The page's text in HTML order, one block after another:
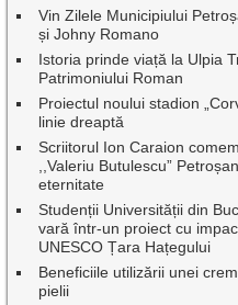
Vin Zilele Municipiului
și Johny Romano
Istoria prinde viață la Ulpia
Patrimoniului Roman
Proiectul noului stadion
linie dreaptă
Scriitorul Ion Caraion
,,Valeriu Butulescu”
eternitate
Studenții Universității din
vară într-un proiect cu
UNESCO Țara Hațegului
Beneficiile utilizării unei
pielii